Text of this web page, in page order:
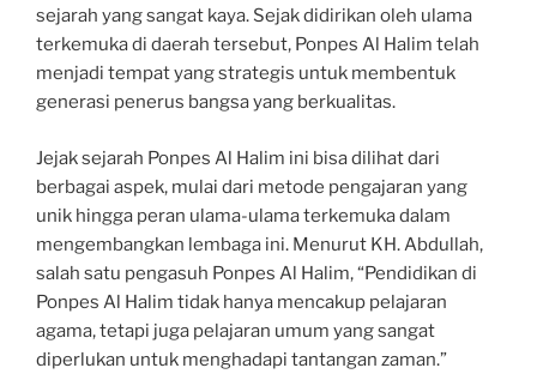
sejarah yang sangat kaya. Sejak didirikan oleh ulama
terkemuka di daerah tersebut, Ponpes Al Halim telah
menjadi tempat yang strategis untuk membentuk
generasi penerus bangsa yang berkualitas.
Jejak sejarah Ponpes Al Halim ini bisa dilihat dari
berbagai aspek, mulai dari metode pengajaran yang
unik hingga peran ulama-ulama terkemuka dalam
mengembangkan lembaga ini. Menurut KH. Abdullah,
salah satu pengasuh Ponpes Al Halim, “Pendidikan di
Ponpes Al Halim tidak hanya mencakup pelajaran
agama, tetapi juga pelajaran umum yang sangat
diperlukan untuk menghadapi tantangan zaman.”